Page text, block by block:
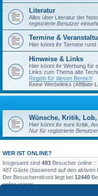
Literatur
Alles über Literatur der
registrierte Benutzer
Termine &
Hier könnt ihr Termine
Hinweise & Links
Hier könnt ihr Werbung für
Links zum Thema alte
Regeln für diesen Bereich
Keine Werbelinks (Affiliate-
Wünsche, Kritik,
Hier könnt ihr eure Kritik,
Nur für registrierte
WER IST ONLINE?
Insgesamt sind 493 Besucher online
487 Gäste (basierend auf den aktiven
Der Besucherrekord liegt bei 12440
online waren.